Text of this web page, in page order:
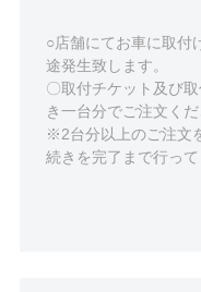
○店舗にてお車に取付
途発生致します。
〇取付チケット及び
き一台分でご注文くだ
※2台分以上のご注文
続きを完了まで行って